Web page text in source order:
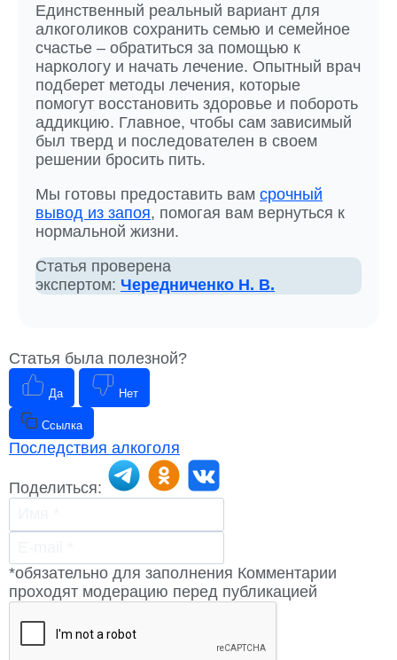
Единственный реальный вариант для
алкоголиков сохранить семью и семейное
счастье – обратиться за помощью к
наркологу и начать лечение. Опытный врач
подберет методы лечения, которые
помогут восстановить здоровье и побороть
аддикцию. Главное, чтобы сам зависимый
был тверд и последователен в своем
решении бросить пить.
Мы готовы предоставить вам срочный
вывод из запоя, помогая вам вернуться к
нормальной жизни.
Статья проверена
экспертом: Чередниченко Н. В.
Статья была полезной?
Да Нет
Ссылка
Последствия алкоголя
Поделиться:
*обязательно для заполнения Комментарии
проходят модерацию перед публикацией